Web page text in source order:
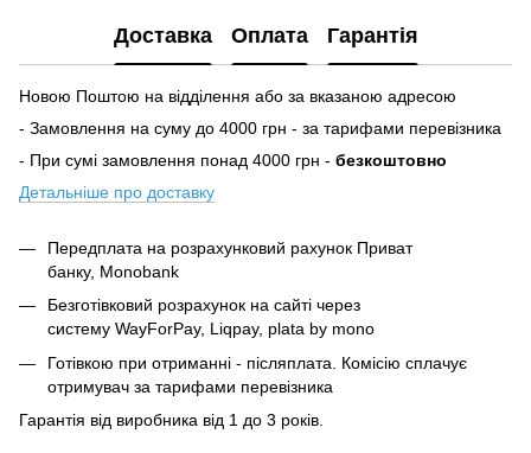
Доставка Оплата Гарантія
Новою Поштою на відділення або за вказаною адресою
- Замовлення на суму до 4000 грн - за тарифами перевізника
- При сумі замовлення понад 4000 грн - безкоштовно
Детальніше про доставку
Передплата на розрахунковий рахунок Приват
банку, Monobank
Безготівковий розрахунок на сайті через
систему WayForPay, Liqpay, plata by mono
Готівкою при отриманні - післяплата. Комісію сплачує
отримувач за тарифами перевізника
Гарантія від виробника від 1 до 3 років.